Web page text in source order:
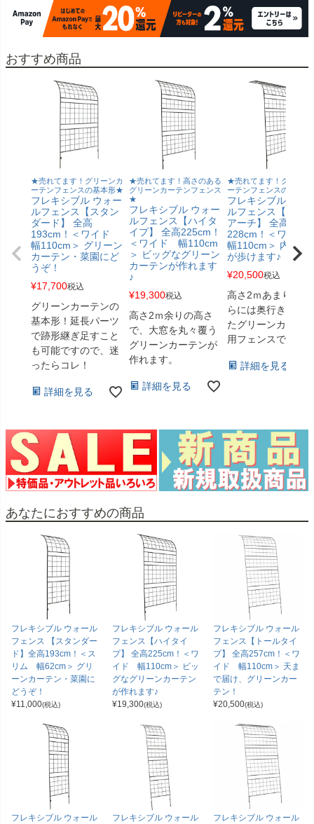
おすすめ商品
★売れてます！グリーンカ
ーテンフェンスの基本形★
フレキシブル ウォー
ルフェンス【スタン
ダード】 全高
193cm！＜ワイド
幅110cm＞ グリーン
カーテン・菜園にど
うぞ！
¥17,700税込
グリーンカーテンの
基本形！延長パーツ
で跡形継ぎ足すこと
も可能ですので、迷
ったらコレ！
詳細を見る
★売れてます！高さのある
グリーンカーテンフェンス
★
フレキシブル ウォー
ルフェンス【ハイタ
イプ】 全高225cm！
＜ワイド 幅110cm
＞ ビッグなグリーン
カーテンが作れます
♪
¥19,300税込
高さ2ｍ余りの高さ
で、大窓を丸々覆う
グリーンカーテンが
作れます。
詳細を見る
★売れてます！グリーン
ーテンフェンスの発展
フレキシブル ウォ
ルフェンス【ハー
アーチ】 全高
228cm！＜ワイ
幅110cm＞ 内側を
が歩けます♪
¥20,500税込
高さ2ｍあまり、さ
らには奥行きを作
たグリーンカーテ
用フェンスです。
詳細を見る
あなたにおすすめの商品
フレキシブル ウォール
フェンス 【スタンダー
ド】全高193cm！＜ス
リム 幅62cm＞ グリ
ーンカーテン・菜園に
どうぞ！
¥11,000(税込)
フレキシブル ウォール
フェンス【ハイタイ
プ】 全高225cm！＜ワ
イド 幅110cm＞ ビッ
グなグリーンカーテン
が作れます♪
¥19,300(税込)
フレキシブル ウォール
フェンス【トールタイ
プ】 全高257cm！＜ワ
イド 幅110cm＞ 天ま
で届け、グリーンカー
テン！
¥20,500(税込)
フレキシブル ウォール
フレキシブル ウォール
フレキシブル ウォール